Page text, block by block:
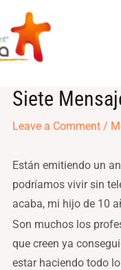
Siete
Leave a Comment /
Están emitiendo un
podríamos vivir sin
acaba, mi hijo de 10
Son muchos los
que creen ya
estar haciendo todo
Post